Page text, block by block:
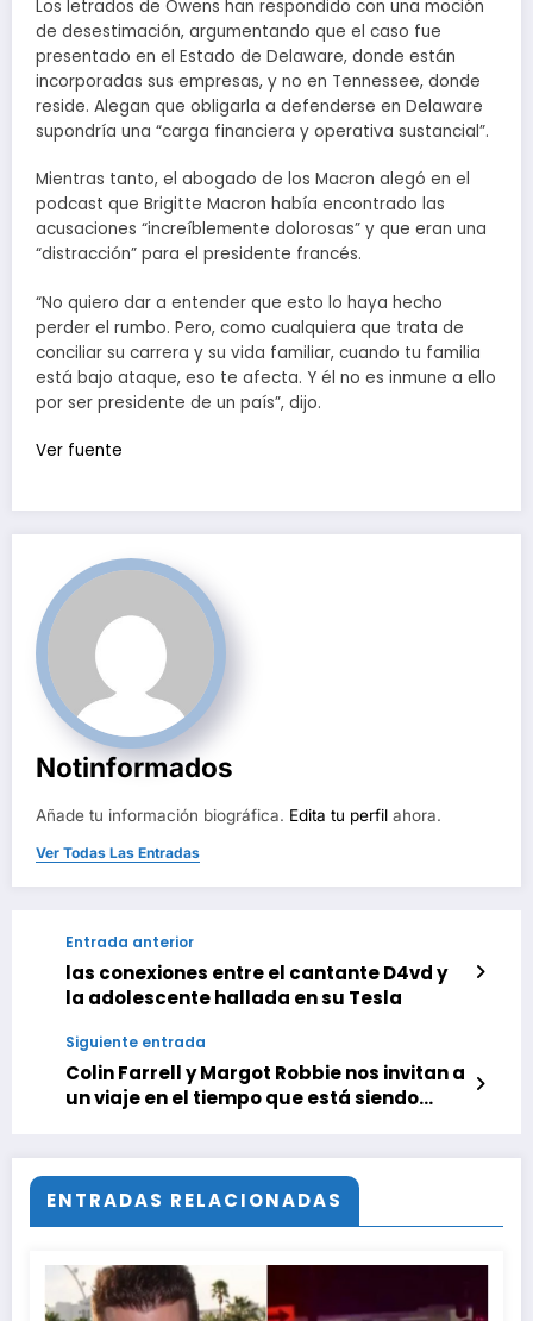
Los letrados de Owens han respondido con una moción
de desestimación, argumentando que el caso fue
presentado en el Estado de Delaware, donde están
incorporadas sus empresas, y no en Tennessee, donde
reside. Alegan que obligarla a defenderse en Delaware
supondría una “carga financiera y operativa sustancial”.
Mientras tanto, el abogado de los Macron alegó en el
podcast que Brigitte Macron había encontrado las
acusaciones “increíblemente dolorosas” y que eran una
“distracción” para el presidente francés.
“No quiero dar a entender que esto lo haya hecho
perder el rumbo. Pero, como cualquiera que trata de
conciliar su carrera y su vida familiar, cuando tu familia
está bajo ataque, eso te afecta. Y él no es inmune a ello
por ser presidente de un país”, dijo.
Ver fuente
Notinformados
Añade tu información biográfica. Edita tu perfil ahora.
Ver Todas Las Entradas
Entrada anterior
las conexiones entre el cantante D4vd y
la adolescente hallada en su Tesla
Siguiente entrada
Colin Farrell y Margot Robbie nos invitan a
un viaje en el tiempo que está siendo
ENTRADAS RELACIONADAS